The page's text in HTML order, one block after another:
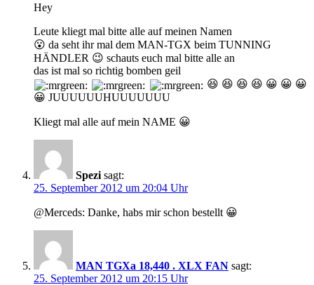
Hey
Leute kliegt mal bitte alle auf meinen Namen
😮 da seht ihr mal dem MAN-TGX beim TUNNING
HÄNDLER 😉 schauts euch mal bitte alle an
das ist mal so richtig bomben geil
😆 😆 😆 😆 😀 😀 😀
😀 JUUUUUUHUUUUUUU
Kliegt mal alle auf mein NAME 😀
Spezi sagt:
25. September 2012 um 20:04 Uhr
@Merceds: Danke, habs mir schon bestellt 😀
MAN TGXa 18,440 . XLX FAN sagt:
25. September 2012 um 20:15 Uhr